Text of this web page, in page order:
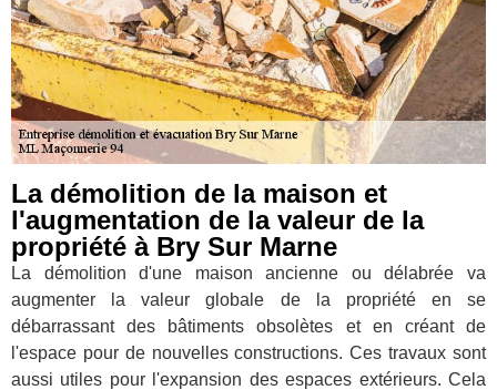
La démolition de la maison et
l'augmentation de la valeur de la
propriété à Bry Sur Marne
La démolition d'une maison ancienne ou délabrée va
augmenter la valeur globale de la propriété en se
débarrassant des bâtiments obsolètes et en créant de
l'espace pour de nouvelles constructions. Ces travaux sont
aussi utiles pour l'expansion des espaces extérieurs. Cela